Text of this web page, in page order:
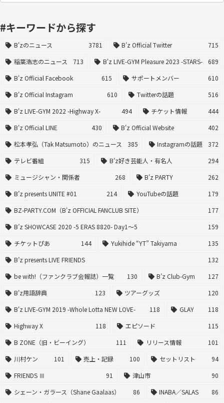
#キーワードから探す
B'zのニュース 3781 B'z Official Twitter
715
稲葉浩志のニュース
713 B'z LIVE-GYM Pleasure 2023 -STARS-
689
B'z Official Facebook
615 サポートメンバー
610
B'z Official Instagram
610 Twitterの話題
516
B'z LIVE-GYM 2022 -Highway X-
494 チケット情報
444
B'z Official LINE
430 B'z Official Website
402
松本孝弘（Tak Matsumoto）のニュース
385 Instagramの話題
372
テレビ番組
315 B'z好き芸能人・有名人
294
ミュージシャン・関係者
268 B'z PARTY
262
B’z presents UNITE #01
214 YouTubeの話題
179
BZ-PARTY.COM（B'z OFFICIAL FANCLUB SITE）
177
B’z SHOWCASE 2020 -5 ERAS 8820- Day1〜5
159
チケットぴあ
144 Yukihide “YT” Takiyama
135
B’z presents LIVE FRIENDS
132
be with!（ファンクラブ会報誌）一覧
130 B’z Club-Gym
127
B'z用語辞典
123 ツアーグッズ
120
B'z LIVE-GYM 2019 -Whole Lotta NEW LOVE-
118 GLAY
118
Highway X
118 エピソード
115
B ZONE（旧・ビーイング）
111 リリース情報
101
川村ケン
101 売上・記録 100 セットリスト
94
FRIENDS Ⅲ
91 津山市
90
シェーン・ガラース（Shane Gaalaas）
86 INABA／SALAS
86